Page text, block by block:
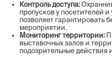
Контроль доступа:
пропусков у посетителей и
позволяет гарантировать
мероприятии.
Мониторинг территории:
выставочных залов и
подозрительные действия